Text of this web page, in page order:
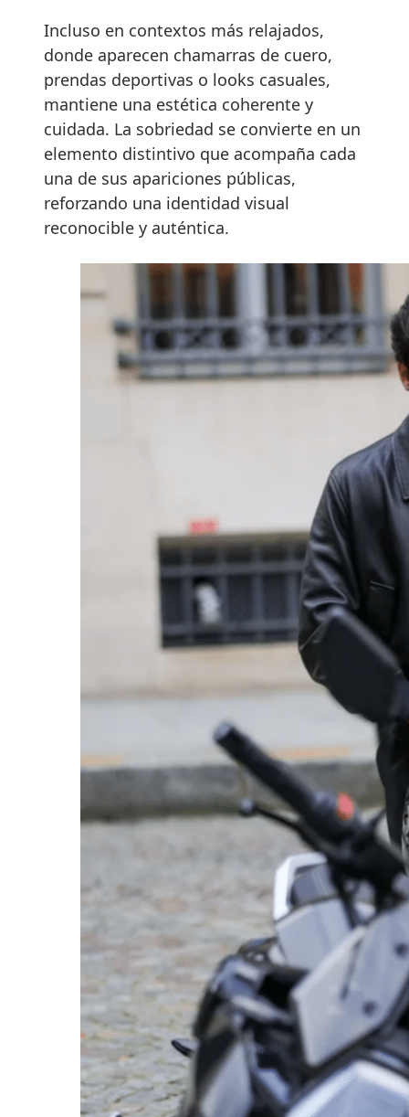
Incluso en contextos más relajados,
donde aparecen chamarras de cuero,
prendas deportivas o looks casuales,
mantiene una estética coherente y
cuidada. La sobriedad se convierte en un
elemento distintivo que acompaña cada
una de sus apariciones públicas,
reforzando una identidad visual
reconocible y auténtica.